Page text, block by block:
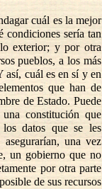
cuál es la mejor
condiciones sería tan
exterior; y por otra
pueblos, a los más
así, cuál es en sí y en
que han de
de Estado. Puede
constitución que
datos que se les
una vez
un gobierno que no
por otra parte
de sus recursos